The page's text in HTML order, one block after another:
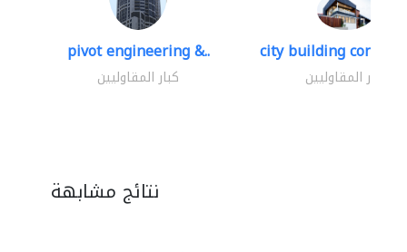
pivot engineering &..
كبار المقاوليين
city building
كبار المقاوليين
نتائج مشابهة